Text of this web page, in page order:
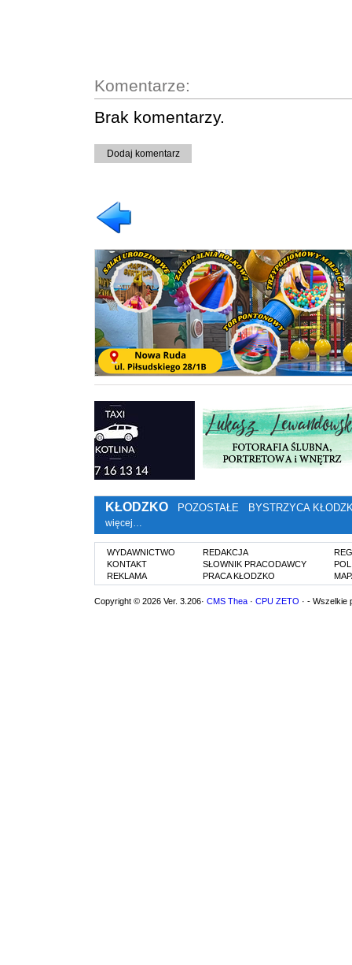
Komentarze:
Brak komentarzy.
Dodaj komentarz
KŁODZKO POZOSTAŁE BYSTRZYCA
więcej…
WYDAWNICTWO
KONTAKT
REKLAMA
REDAKCJA
SŁOWNIK PRACODAWCY
PRACA KŁODZKO
Copyright © 2026 Ver. 3.206· CMS Thea · CPU ZETO · - Wszelkie